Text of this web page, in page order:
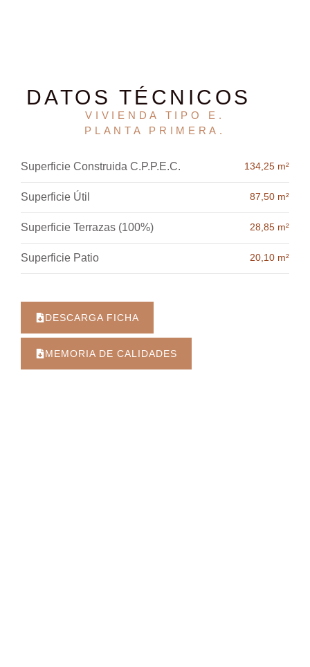
DATOS TÉCNICOS
VIVIENDA TIPO E.
PLANTA PRIMERA .
Superficie Construida C.P.P.E.C. 134,25 m²
Superficie Útil 87,50 m²
Superficie Terrazas (100%) 28,85 m²
Superficie Patio 20,10 m²
DESCARGA FICHA
MEMORIA DE CALIDADES